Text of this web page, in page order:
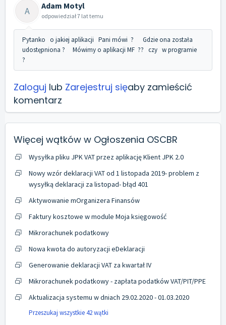
A Adam Motyl
odpowiedział7 lat temu
Pytanko o jakiej aplikacji Pani mówi ? Gdzie ona została
udostępniona ? Mówimy o aplikacji MF ?? czy w programie
?
Zaloguj lub Zarejestruj sięaby zamieścić
komentarz
Więcej wątków w Ogłoszenia OSCBR
Wysyłka pliku JPK VAT przez aplikację Klient JPK 2.0
Nowy wzór deklaracji VAT od 1 listopada 2019- problem z
wysyłką deklaracji za listopad- błąd 401
Aktywowanie mOrganizera Finansów
Faktury kosztowe w module Moja księgowość
Mikrorachunek podatkowy
Nowa kwota do autoryzacji eDeklaracji
Generowanie deklaracji VAT za kwartał IV
Mikrorachunek podatkowy - zapłata podatków VAT/PIT/PPE
Aktualizacja systemu w dniach 29.02.2020 - 01.03.2020
Przeszukaj wszystkie 42 wątki